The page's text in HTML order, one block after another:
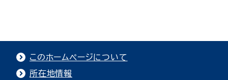
このホームページについて
所在地情報